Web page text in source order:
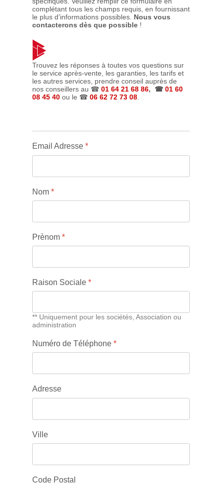
complétant tous les champs requis, en fournissant
le plus d’informations possibles. Nous vous
contacterons dès que possible !
Trouvez les réponses à toutes vos questions sur
le service après-vente, les garanties, les tarifs et
les autres services, prendre conseil auprès de
nos conseillers au ☎ 01 64 21 68 86, ☎ 01 60
08 45 40 ou le ☎ 06 62 72 73 08.
Email Adresse *
Nom *
Prènom *
Raison Sociale *
** Uniquement pour les sociétés, Association ou
administration
Numéro de Téléphone *
Adresse
Ville
Code Postal